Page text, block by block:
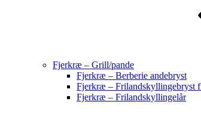
Fjerkræ – Grill/pande
Fjerkræ – Berberie andebryst
Fjerkræ – Frilandskyllingebryst
Fjerkræ – Frilandskyllingelår